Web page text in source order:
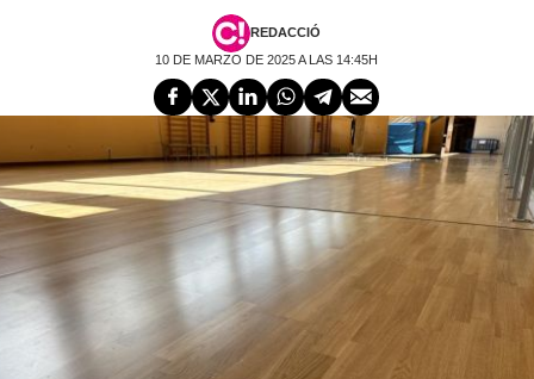
REDACCIÓ
10 DE MARZO DE 2025 A LAS 14:45H